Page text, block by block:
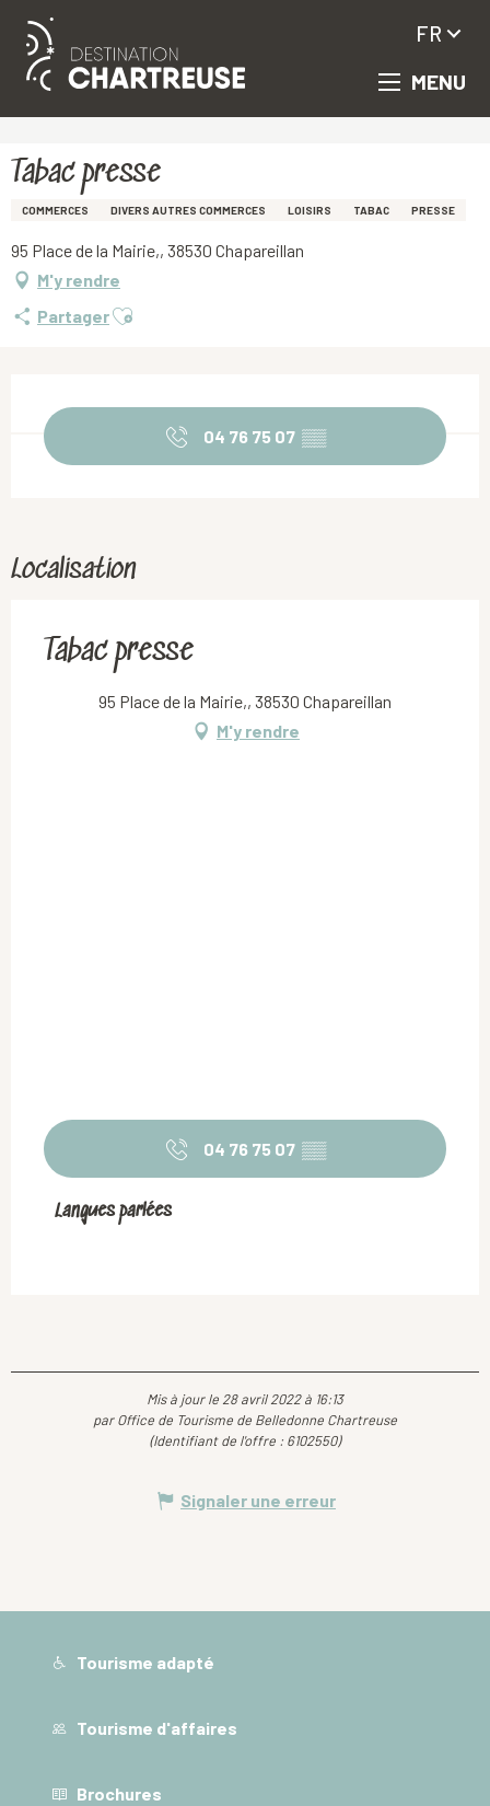
Aller
principal
MENU
FR
Tabac presse
COMMERCES DIVERS AUTRES COMMERCES LOISIRS TABAC PRESSE
95 Place de la Mairie,, 38530 Chapareillan
M'y rendre
PartagerAjouter aux favoris
04 76 75 07 ▒▒
Localisation
Tabac presse
95 Place de la Mairie,, 38530 Chapareillan
M'y rendre
04 76 75 07 ▒▒
Langues parlées
Langues parlées
Mis à jour le 28 avril 2022 à 16:13
par Office de Tourisme de Belledonne Chartreuse
(Identifiant de l'offre : 6102550)
Signaler une erreur
Tourisme adapté
Tourisme d'affaires
Brochures